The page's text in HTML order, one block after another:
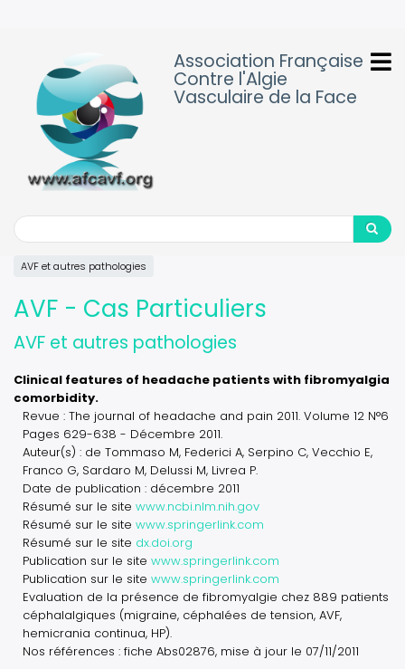
Association Française
Contre l'Algie
Vasculaire de la Face
Search
Search
AVF et autres pathologies
AVF - Cas Particuliers
AVF et autres pathologies
Clinical features of headache patients with fibromyalgia
comorbidity.
Revue : The journal of headache and pain 2011. Volume 12 N°6
Pages 629-638 - Décembre 2011.
Auteur(s) : de Tommaso M, Federici A, Serpino C, Vecchio E,
Franco G, Sardaro M, Delussi M, Livrea P.
Date de publication : décembre 2011
Résumé sur le site www.ncbi.nlm.nih.gov
Résumé sur le site www.springerlink.com
Résumé sur le site dx.doi.org
Publication sur le site www.springerlink.com
Publication sur le site www.springerlink.com
Evaluation de la présence de fibromyalgie chez 889 patients
céphalalgiques (migraine, céphalées de tension, AVF,
hemicrania continua, HP).
Nos références : fiche Abs02876, mise à jour le 07/11/2011